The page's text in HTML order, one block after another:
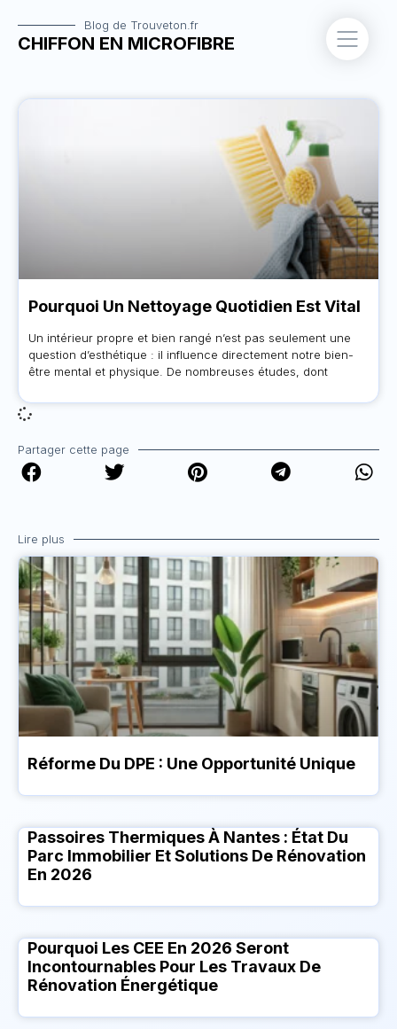
Blog de Trouveton.fr
CHIFFON EN MICROFIBRE
Pourquoi Un Nettoyage Quotidien Est Vital
Un intérieur propre et bien rangé n’est pas seulement une
question d’esthétique : il influence directement notre bien-
être mental et physique. De nombreuses études, dont
Partager cette page
Lire plus
Réforme Du DPE : Une Opportunité Unique
Passoires Thermiques À Nantes : État Du
Parc Immobilier Et Solutions De Rénovation
En 2026
Pourquoi Les CEE En 2026 Seront
Incontournables Pour Les Travaux De
Rénovation Énergétique